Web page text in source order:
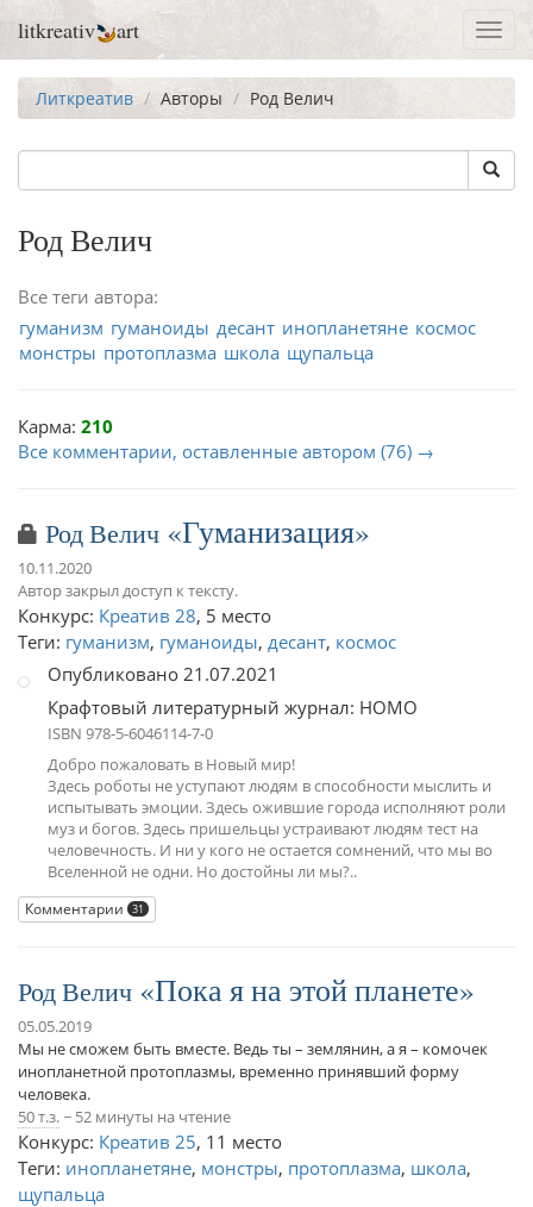
litkreativ art
Литкреатив Авторы Род Велич
Род Велич
Все теги автора:
гуманизм гуманоиды десант инопланетяне космос
монстры протоплазма школа щупальца
Карма: 210
Все комментарии, оставленные автором (76) →
Род Велич Гуманизация
10.11.2020
Автор закрыл доступ к тексту.
Конкурс: Креатив 28, 5 место
Теги: гуманизм, гуманоиды, десант, космос
Опубликовано 21.07.2021
Крафтовый литературный журнал: HOMO
ISBN 978-5-6046114-7-0
Добро пожаловать в Новый мир!
Здесь роботы не уступают людям в способности мыслить и
испытывать эмоции. Здесь ожившие города исполняют роли
муз и богов. Здесь пришельцы устраивают людям тест на
человечность. И ни у кого не остается сомнений, что мы во
Вселенной не одни. Но достойны ли мы?..
Комментарии 31
Род Велич Пока я на этой планете
05.05.2019
Мы не сможем быть вместе. Ведь ты – землянин, а я – комочек
инопланетной протоплазмы, временно принявший форму
человека.
50 т.з.~ 52 минуты на чтение
Конкурс: Креатив 25, 11 место
Теги: инопланетяне, монстры, протоплазма, школа,
щупальца